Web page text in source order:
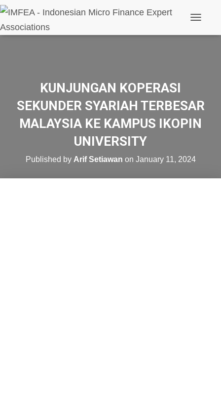
KUNJUNGAN KOPERASI
SEKUNDER SYARIAH TERBESAR
MALAYSIA KE KAMPUS IKOPIN
UNIVERSITY
Published by Arif Setiawan on January 11, 2024